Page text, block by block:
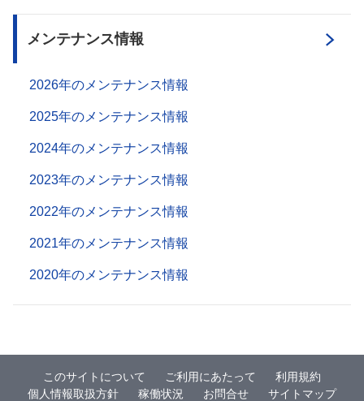
メンテナンス情報
2026年のメンテナンス情報
2025年のメンテナンス情報
2024年のメンテナンス情報
2023年のメンテナンス情報
2022年のメンテナンス情報
2021年のメンテナンス情報
2020年のメンテナンス情報
このサイトについて ご利用にあたって
利用規約
個人情報取扱方針
稼働状況 お問合せ サイトマップ